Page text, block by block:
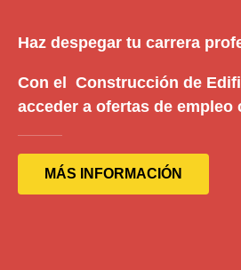
Haz despegar tu carrera
Con el Construcción de
acceder a ofertas de
MÁS INFORMACIÓN